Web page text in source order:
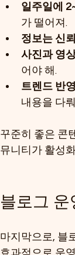
일주일에
가 떨어져.
정보는 신
사진과 영
어야 해.
트렌드 반영
내용을 다
꾸준히 좋은 콘
뮤니티가 활성
블로그 운
마지막으로, 블
효과적으로 운